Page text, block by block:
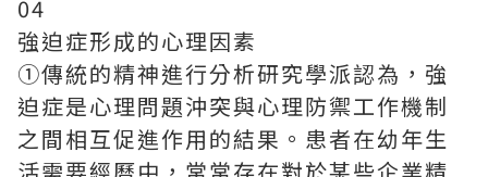
04
強迫症形成的心理因素
①傳統的精神進行分析研究學派認為，強
迫症是心理問題沖突與心理防禦工作機制
之間相互促進作用的結果。患者在幼年生
活需要經曆中，常常存在對於某些企業精